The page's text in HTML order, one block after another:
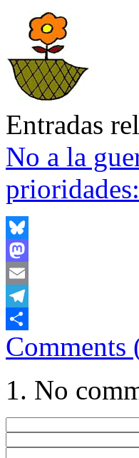
Entradas
No a la
Bluesky
Mastodon
Email
Telegram
Share
Comments
No